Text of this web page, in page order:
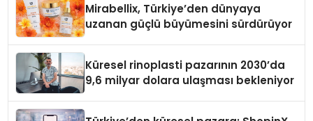
Mirabellix, Türkiye’den dünyaya
uzanan güçlü büyümesini sürdürüyor
Küresel rinoplasti pazarının 2030’da
9,6 milyar dolara ulaşması bekleniyor